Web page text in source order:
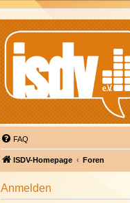
FAQ
ISDV-Homepage Foren
Anmelden